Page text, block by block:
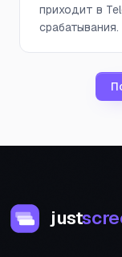
приходит в
срабатывания.
just